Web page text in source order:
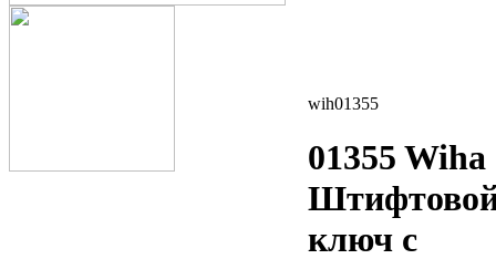
wih01355
01355 Wiha
ключ с